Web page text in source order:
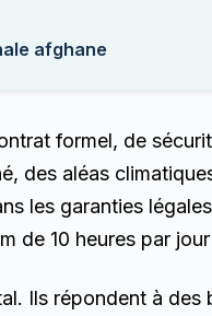
afghane
formel, de
des aléas
les garanties
de 10 heures par
Ils répondent à